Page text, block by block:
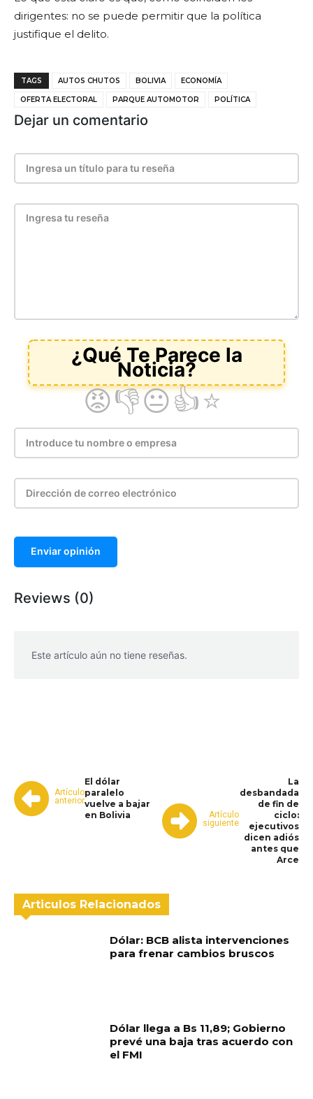
dirigentes: no se puede permitir que la política
justifique el delito.
TAGS AUTOS CHUTOS BOLIVIA ECONOMÍA
OFERTA ELECTORAL PARQUE AUTOMOTOR POLÍTICA
Dejar un comentario
Enviar opinión
Reviews (0)
Este artículo aún no tiene reseñas.
Artículo
anterior
El dólar
paralelo
vuelve a bajar
en Bolivia
Artículo
siguiente
La
desbandada
de fin de
ciclo:
ejecutivos
dicen adiós
antes que
Arce
Articulos Relacionados
Dólar: BCB alista intervenciones
para frenar cambios bruscos
Dólar llega a Bs 11,89; Gobierno
prevé una baja tras acuerdo con
el FMI